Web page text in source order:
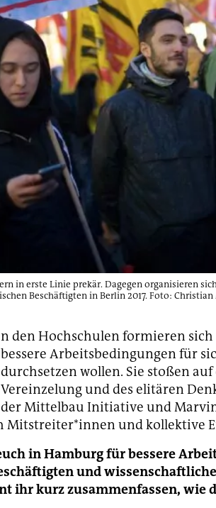
in erste Linie prekär. Dagegen organisieren
Beschäftigten in Berlin 2017. Foto: Christian
n den Hochschulen formieren
bessere Arbeitsbedingungen für
durchsetzen wollen. Sie stoßen
Vereinzelung und des elitären
der Mittelbau Initiative und
Mitstreiter*innen und kollektive
in Hamburg für bessere
und
ihr kurz zusammenfassen, wie